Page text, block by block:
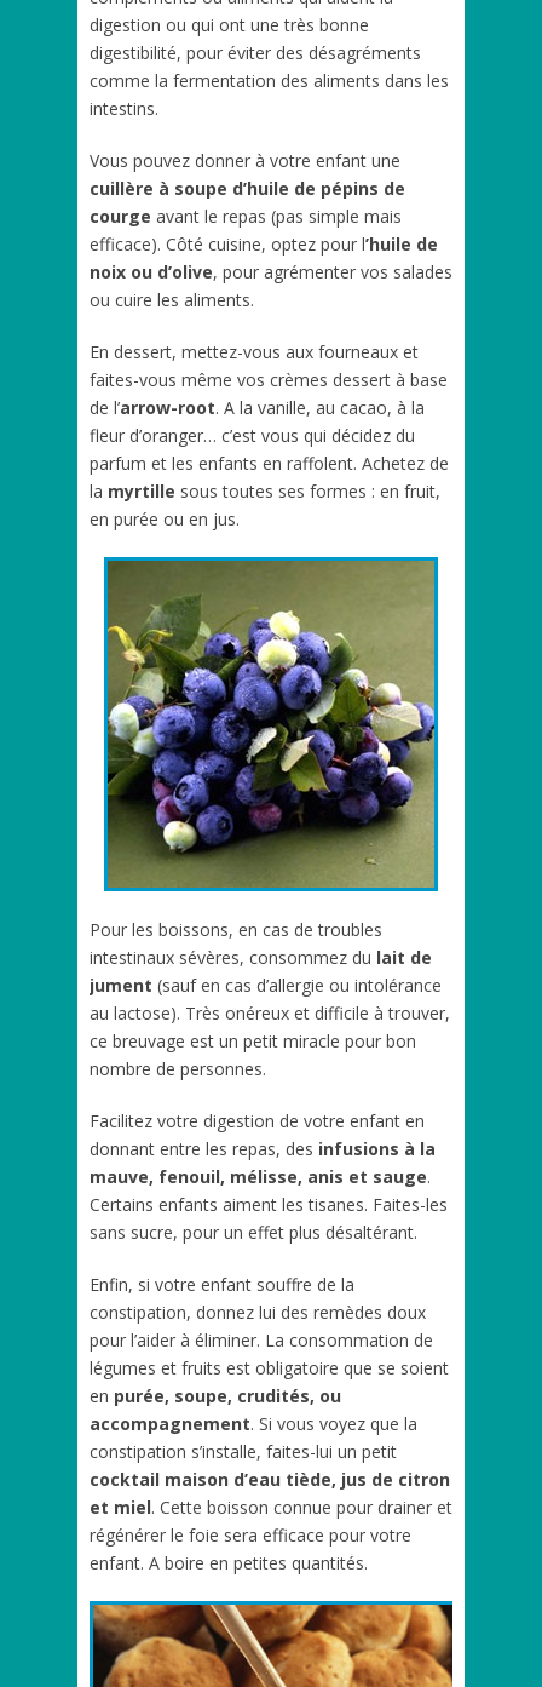
digestion ou qui ont une très bonne
digestibilité, pour éviter des désagréments
comme la fermentation des aliments dans les
intestins.
Vous pouvez donner à votre enfant une
cuillère à soupe d’huile de pépins de
courge avant le repas (pas simple mais
efficace). Côté cuisine, optez pour l’huile de
noix ou d’olive, pour agrémenter vos salades
ou cuire les aliments.
En dessert, mettez-vous aux fourneaux et
faites-vous même vos crèmes dessert à base
de l’arrow-root. A la vanille, au cacao, à la
fleur d’oranger… c’est vous qui décidez du
parfum et les enfants en raffolent. Achetez de
la myrtille sous toutes ses formes : en fruit,
en purée ou en jus.
Pour les boissons, en cas de troubles
intestinaux sévères, consommez du lait de
jument (sauf en cas d’allergie ou intolérance
au lactose). Très onéreux et difficile à trouver,
ce breuvage est un petit miracle pour bon
nombre de personnes.
Facilitez votre digestion de votre enfant en
donnant entre les repas, des infusions à la
mauve, fenouil, mélisse, anis et sauge.
Certains enfants aiment les tisanes. Faites-les
sans sucre, pour un effet plus désaltérant.
Enfin, si votre enfant souffre de la
constipation, donnez lui des remèdes doux
pour l’aider à éliminer. La consommation de
légumes et fruits est obligatoire que se soient
en purée, soupe, crudités, ou
accompagnement. Si vous voyez que la
constipation s’installe, faites-lui un petit
cocktail maison d’eau tiède, jus de citron
et miel. Cette boisson connue pour drainer et
régénérer le foie sera efficace pour votre
enfant. A boire en petites quantités.